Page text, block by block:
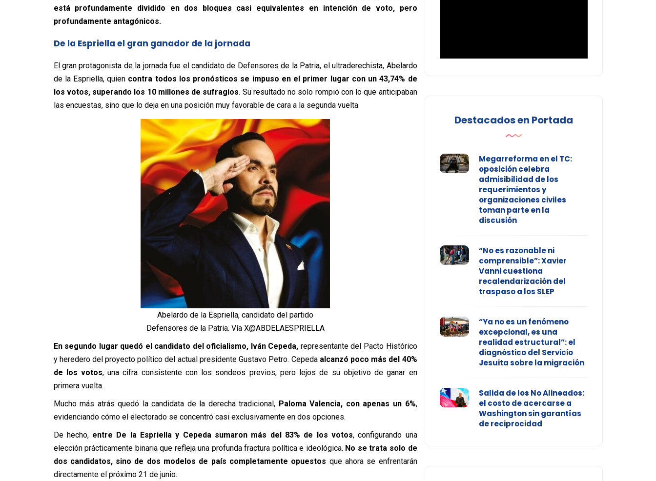
está profundamente dividido en dos bloques casi equivalentes en intención de voto, pero
profundamente antagónicos.
De la Espriella el gran ganador de la jornada
El gran protagonista de la jornada fue el candidato de Defensores de la Patria, el ultraderechista, Abelardo
de la Espriella, quien contra todos los pronósticos se impuso en el primer lugar con un 43,74% de
los votos, superando los 10 millones de sufragios. Su resultado no solo rompió con lo que anticipaban
las encuestas, sino que lo deja en una posición muy favorable de cara a la segunda vuelta.
Abelardo de la Espriella, candidato del partido
Defensores de la Patria. Vía X@ABDELAESPRIELLA
En segundo lugar quedó el candidato del oficialismo, Iván Cepeda, representante del Pacto Histórico
y heredero del proyecto político del actual presidente Gustavo Petro. Cepedaalcanzó poco más del 40%
de los votos, una cifra consistente con los sondeos previos, pero lejos de su objetivo de ganar en
primera vuelta.
Mucho más atrás quedó la candidata de la derecha tradicional, Paloma Valencia, con apenas un 6%,
evidenciando cómo el electorado se concentró casi exclusivamente en dos opciones.
De hecho, entre De la Espriella y Cepeda sumaron más del 83% de los votos, configurando una
elección prácticamente binaria que refleja una profunda fractura política e ideológica. No se trata solo de
dos candidatos, sino de dos modelos de país completamente opuestos que ahora se enfrentarán
directamente el próximo 21 de junio.
Destacados en Portada
Megarreforma en el TC:
oposición celebra
admisibilidad de los
requerimientos y
organizaciones civiles
toman parte en la
discusión
“No es razonable ni
comprensible”: Xavier
Vanni cuestiona
recalendarización del
traspaso a los SLEP
“Ya no es un fenómeno
excepcional, es una
realidad estructural”: el
diagnóstico del Servicio
Jesuita sobre la migración
Salida de los No Alineados:
el costo de acercarse a
Washington sin garantías
de reciprocidad